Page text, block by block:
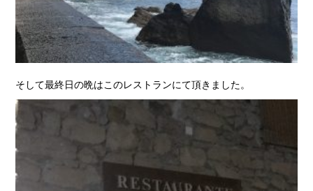
そして最終日の晩はこのレストランにて頂きました。